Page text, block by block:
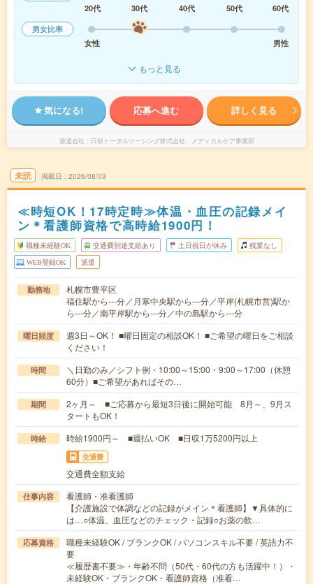
20代
30代 40代 50代
60代
男女比率
女性
男性
もっと見る
気になる! 応募へ進む 詳しく見る
派遣会社 日研トータルソーシング株式会社 メディカルケア事業部
未読 掲載日 2026/08/03
≪時短OK！17時定時≫体温・血圧の記録メイ
ン＊看護師資格で高時給1900円！
職種未経験OK 交通費別途支給あり 土日祝日が休み 残業なし
WEB登録OK 派遣
勤務地
札幌市豊平区
福住駅から---分／月寒中央駅から---分／平岸(札幌市営)駅か
ら---分／南平岸駅から---分／中の島駅から---分
曜日頻度
週3日～OK！ ■曜日固定の相談OK！ ■ご希望の曜日をご相談
ください！
時間
＼日勤のみ／シフト例・10:00～15:00・9:00～17:00（休憩
60分）■ご希望があればその…
期間
2ヶ月～ ■ご応募から最短3日後に開始可能 8月～、9月ス
タートもOK！
時給 時給1900円～ ■週払いOK ■日収1万5200円以上
交通費
交通費全額支給
仕事内容
看護師・准看護師
【介護施設で体調などの記録がメイン＊看護師】▼具体的に
は…○体温、血圧などのチェック・記録○お薬の飲…
応募資格
職種未経験OK / ブランクOK / パソコンスキル不要 / 英語力不
要
≪履歴書不要≫・年齢不問（50代・60代の方も活躍中！）・
未経験OK・ブランクOK・看護師資格（准看…